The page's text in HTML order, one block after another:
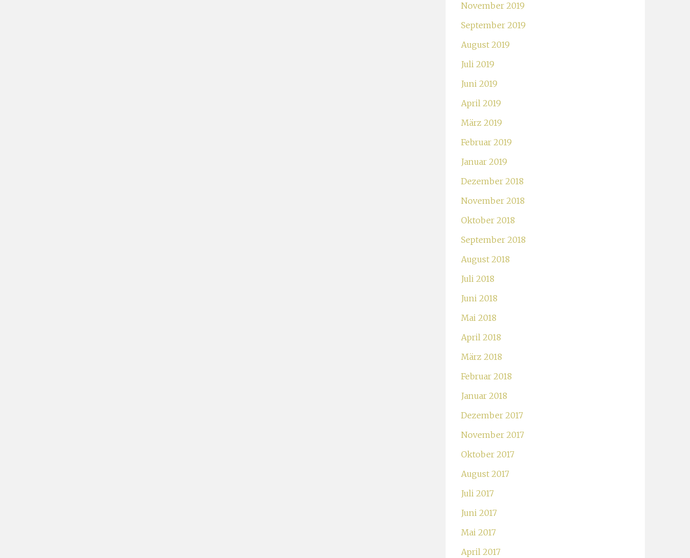
November 2019
September 2019
August 2019
Juli 2019
Juni 2019
April 2019
März 2019
Februar 2019
Januar 2019
Dezember 2018
November 2018
Oktober 2018
September 2018
August 2018
Juli 2018
Juni 2018
Mai 2018
April 2018
März 2018
Februar 2018
Januar 2018
Dezember 2017
November 2017
Oktober 2017
August 2017
Juli 2017
Juni 2017
Mai 2017
April 2017